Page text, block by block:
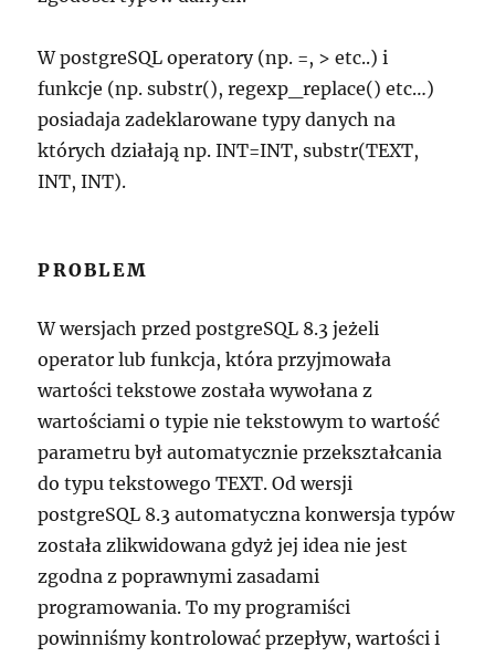
W postgreSQL operatory (np. =, > etc..) i
funkcje (np. substr(), regexp_replace() etc…)
posiadaja zadeklarowane typy danych na
których działają np. INT=INT, substr(TEXT,
INT, INT).
PROBLEM
W wersjach przed postgreSQL 8.3 jeżeli
operator lub funkcja, która przyjmowała
wartości tekstowe została wywołana z
wartościami o typie nie tekstowym to wartość
parametru był automatycznie przekształcania
do typu tekstowego TEXT. Od wersji
postgreSQL 8.3 automatyczna konwersja typów
została zlikwidowana gdyż jej idea nie jest
zgodna z poprawnymi zasadami
programowania. To my programiści
powinniśmy kontrolować przepływ, wartości i